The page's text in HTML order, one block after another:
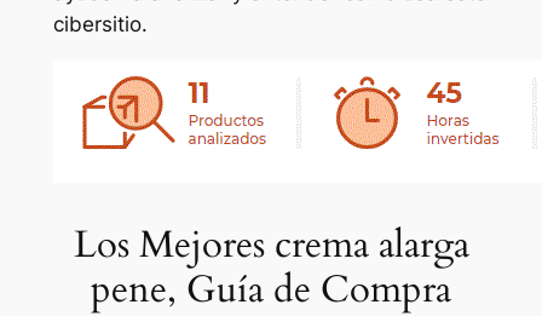
cibersitio.
Los Mejores crema alarga
pene, Guía de Compra